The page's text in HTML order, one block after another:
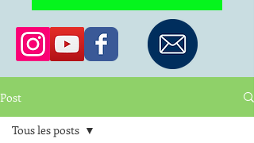
Post
Tous les posts